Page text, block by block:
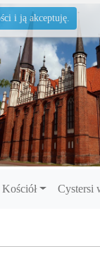
Kościół Cystersi
i ją akceptuję.